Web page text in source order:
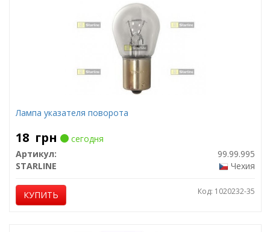
Лампа указателя поворота
18 грн
сегодня
Артикул:
99.99.995
STARLINE
Чехия
КУПИТЬ Код: 1020232-35